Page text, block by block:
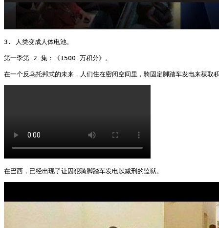
3. 人类变成人体电池。
第一季第 2 集：《1500 万积分》。
在一个反乌托邦式的未来，人们住在密闭空间里，骑固定脚踏车发电来获
在巴西，已经出现了让囚犯骑脚踏车发电以减刑的监狱。